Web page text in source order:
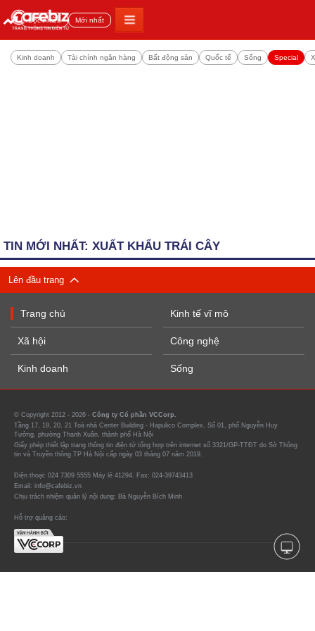
Đọc nhiều Mới nhất
Kinh doanh Tài chính ngân hàng Bất động sản Quốc tế Sống Special
TIN MỚI NHẤT: XUẤT KHẨU TRÁI CÂY
Lên đầu trang
Trang chủ
Xã hội
Kinh doanh
Kinh tế vĩ mô
Công nghệ
Sống
© Copyright 2012 - 2026 - Công ty Cổ phần VCCorp.
Tầng 17, 19, 20, 21 Toà nhà Center Building - Hapulico Complex, Số 01, phố Nguyễn Huy
Tưởng, phường Thanh Xuân, thành phố Hà Nội
Giấy phép thiết lập trang thông tin điện tử tổng hợp trên internet số 3321/GP-TTĐT do Sở Thông
tin và Truyền thông TP Hà Nội cấp ngày 03 tháng 07 năm 2019.
Điện thoại: 024 7309 5555 Máy lẻ 41294. Fax: 024-39743413
Email: info@cafebiz.vn
Chịu trách nhiệm quản lý nội dung: Bà Nguyễn Bích Minh
Hỗ trợ quảng cáo: